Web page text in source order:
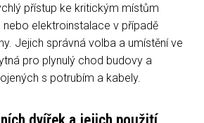
přístup ke kritickým místům
elektroinstalace v případě
Jejich správná volba a umístění ve
pro plynulý chod budovy a
s potrubím a kabely.